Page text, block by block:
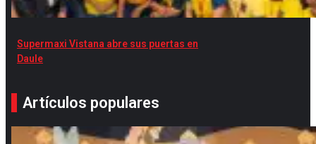
Supermaxi Vistana abre sus puertas en
Daule
Artículos populares